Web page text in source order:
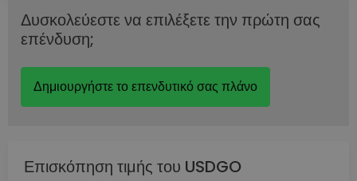
Δυσκολεύεστε να επιλέξετε την πρώτη σας
επένδυση;
Δημιουργήστε το επενδυτικό σας πλάνο
Επισκόπηση τιμής του USDGO